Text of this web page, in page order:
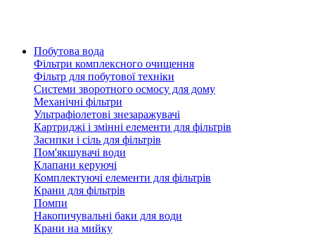
Побутова вода
Фільтри комплексного очищення
Фільтр для побутової техніки
Системи зворотного осмосу для дому
Механічні фільтри
Ультрафіолетові знезаражувачі
Картриджі і змінні елементи для фільтрів
Засипки і сіль для фільтрів
Пом'якшувачі води
Клапани керуючі
Комплектуючі елементи для фільтрів
Крани для фільтрів
Помпи
Накопичувальні баки для води
Крани на мийку